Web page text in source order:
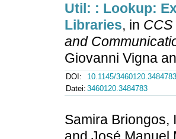
Util: : Lookup:
Libraries, in CCS
and
Giovanni Vigna
DOI:
10.1145/3460120.3484783
Datei: 3460120.3484783
Samira Briongos,